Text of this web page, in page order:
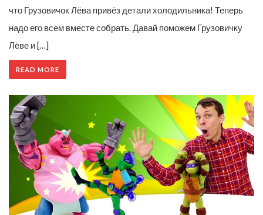
что Грузовичок Лёва привёз детали холодильника! Теперь
надо его всем вместе собрать. Давай поможем Грузовичку
Лёве и […]
READ MORE